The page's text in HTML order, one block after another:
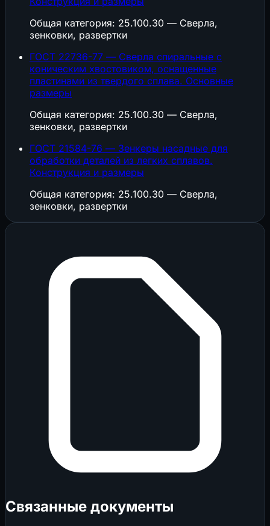
Общая категория: 25.100.30 — Сверла,
зенковки, развертки
ГОСТ 22736-77 — Сверла спиральные с
коническим хвостовиком, оснащенные
пластинами из твердого сплава. Основные
размеры
Общая категория: 25.100.30 — Сверла,
зенковки, развертки
ГОСТ 21584-76 — Зенкеры насадные для
обработки деталей из легких сплавов.
Конструкция и размеры
Общая категория: 25.100.30 — Сверла,
зенковки, развертки
Связанные документы